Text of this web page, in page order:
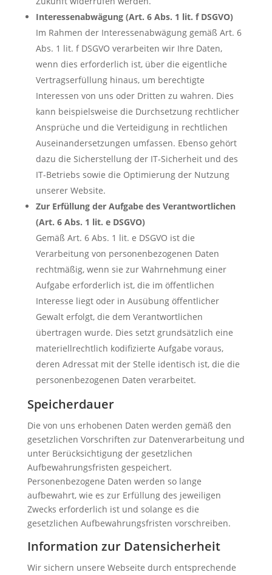
Interessenabwägung (Art. 6 Abs. 1 lit. f DSGVO)
Im Rahmen der Interessenabwägung gemäß Art. 6
Abs. 1 lit. f DSGVO verarbeiten wir Ihre Daten,
wenn dies erforderlich ist, über die eigentliche
Vertragserfüllung hinaus, um berechtigte
Interessen von uns oder Dritten zu wahren. Dies
kann beispielsweise die Durchsetzung rechtlicher
Ansprüche und die Verteidigung in rechtlichen
Auseinandersetzungen umfassen. Ebenso gehört
dazu die Sicherstellung der IT-Sicherheit und des
IT-Betriebs sowie die Optimierung der Nutzung
unserer Website.
Zur Erfüllung der Aufgabe des Verantwortlichen
(Art. 6 Abs. 1 lit. e DSGVO)
Gemäß Art. 6 Abs. 1 lit. e DSGVO ist die
Verarbeitung von personenbezogenen Daten
rechtmäßig, wenn sie zur Wahrnehmung einer
Aufgabe erforderlich ist, die im öffentlichen
Interesse liegt oder in Ausübung öffentlicher
Gewalt erfolgt, die dem Verantwortlichen
übertragen wurde. Dies setzt grundsätzlich eine
materiellrechtlich kodifizierte Aufgabe voraus,
deren Adressat mit der Stelle identisch ist, die die
personenbezogenen Daten verarbeitet.
Speicherdauer
Die von uns erhobenen Daten werden gemäß den
gesetzlichen Vorschriften zur Datenverarbeitung und
unter Berücksichtigung der gesetzlichen
Aufbewahrungsfristen gespeichert.
Personenbezogene Daten werden so lange
aufbewahrt, wie es zur Erfüllung des jeweiligen
Zwecks erforderlich ist und solange es die
gesetzlichen Aufbewahrungsfristen vorschreiben.
Information zur Datensicherheit
Wir sichern unsere Webseite durch entsprechende